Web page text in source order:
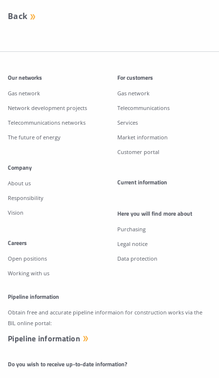
Back
Additonal information
Our networks
Gas network
Network development projects
Telecommunications networks
The future of energy
For customers
Gas network
Telecommunications
Services
Market information
Customer portal
Company
About us
Responsibility
Vision
Careers
Open positions
Working with us
Current information
Here you will find more about
Purchasing
Legal notice
Data protection
Pipeline information
Obtain free and accurate pipeline informaion for construction works via the
BIL online portal:
Pipeline information
Do you wish to receive up-to-date information?